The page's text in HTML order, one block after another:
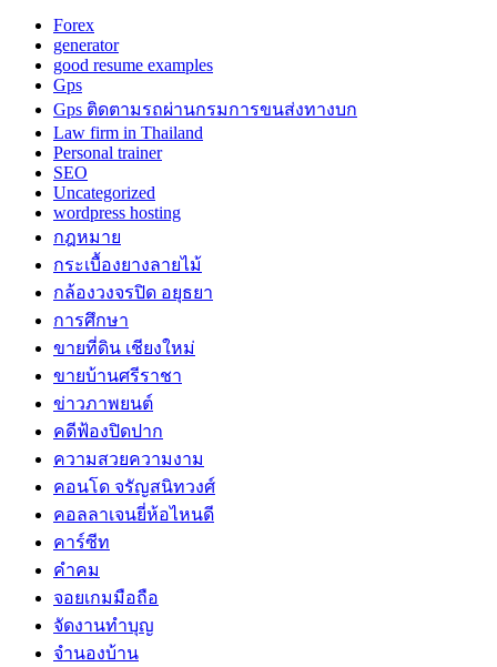
Forex
generator
good resume examples
Gps
Gps ติดตามรถผ่านกรมการขนส่งทางบก
Law firm in Thailand
Personal trainer
SEO
Uncategorized
wordpress hosting
กฎหมาย
กระเบื้องยางลายไม้
กล้องวงจรปิด อยุธยา
การศึกษา
ขายที่ดิน เชียงใหม่
ขายบ้านศรีราชา
ข่าวภาพยนต์
คดีฟ้องปิดปาก
ความสวยความงาม
คอนโด จรัญสนิทวงศ์
คอลลาเจนยี่ห้อไหนดี
คาร์ซีท
คำคม
จอยเกมมือถือ
จัดงานทำบุญ
จำนองบ้าน